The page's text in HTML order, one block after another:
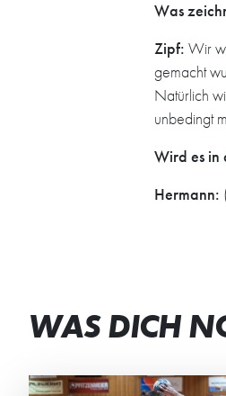
Was
Zipf: Wir
gemacht
Natürlich
unbedingt
Wird es in
Hermann:
WAS DICH